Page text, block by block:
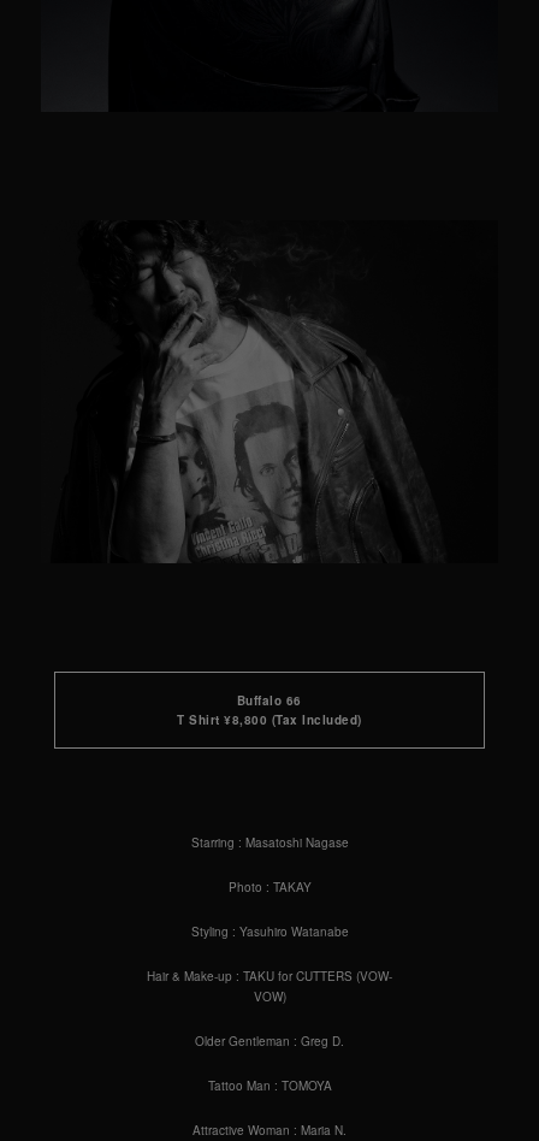
Buffalo 66
T Shirt ¥8,800 (Tax Included)
Starring : Masatoshi Nagase
Photo : TAKAY
Styling : Yasuhiro Watanabe
Hair & Make-up : TAKU for CUTTERS (VOW-
VOW)
Older Gentleman : Greg D.
Tattoo Man : TOMOYA
Attractive Woman : Maria N.